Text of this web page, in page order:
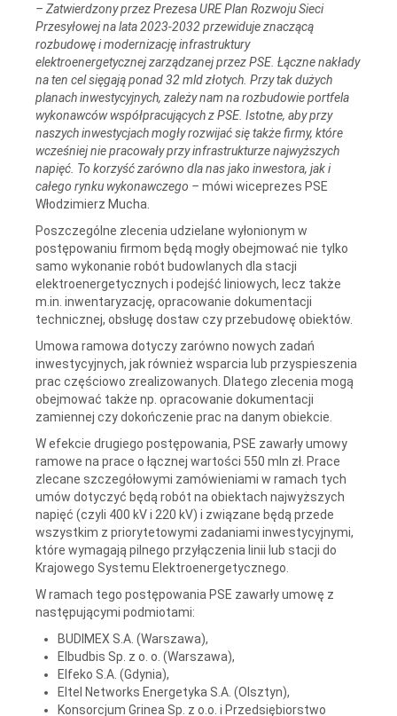
– Zatwierdzony przez Prezesa URE Plan Rozwoju Sieci
Przesyłowej na lata 2023-2032 przewiduje znaczącą
rozbudowę i modernizację infrastruktury
elektroenergetycznej zarządzanej przez PSE. Łączne nakłady
na ten cel sięgają ponad 32 mld złotych. Przy tak dużych
planach inwestycyjnych, zależy nam na rozbudowie portfela
wykonawców współpracujących z PSE. Istotne, aby przy
naszych inwestycjach mogły rozwijać się także firmy, które
wcześniej nie pracowały przy infrastrukturze najwyższych
napięć. To korzyść zarówno dla nas jako inwestora, jak i
całego rynku wykonawczego – mówi wiceprezes PSE
Włodzimierz Mucha.
Poszczególne zlecenia udzielane wyłonionym w
postępowaniu firmom będą mogły obejmować nie tylko
samo wykonanie robót budowlanych dla stacji
elektroenergetycznych i podejść liniowych, lecz także
m.in. inwentaryzację, opracowanie dokumentacji
technicznej, obsługę dostaw czy przebudowę obiektów.
Umowa ramowa dotyczy zarówno nowych zadań
inwestycyjnych, jak również wsparcia lub przyspieszenia
prac częściowo zrealizowanych. Dlatego zlecenia mogą
obejmować także np. opracowanie dokumentacji
zamiennej czy dokończenie prac na danym obiekcie.
W efekcie drugiego postępowania, PSE zawarły umowy
ramowe na prace o łącznej wartości 550 mln zł. Prace
zlecane szczegółowymi zamówieniami w ramach tych
umów dotyczyć będą robót na obiektach najwyższych
napięć (czyli 400 kV i 220 kV) i związane będą przede
wszystkim z priorytetowymi zadaniami inwestycyjnymi,
które wymagają pilnego przyłączenia linii lub stacji do
Krajowego Systemu Elektroenergetycznego.
W ramach tego postępowania PSE zawarły umowę z
następującymi podmiotami:
BUDIMEX S.A. (Warszawa),
Elbudbis Sp. z o. o. (Warszawa),
Elfeko S.A. (Gdynia),
Eltel Networks Energetyka S.A. (Olsztyn),
Konsorcjum Grinea Sp. z o.o. i Przedsiębiorstwo